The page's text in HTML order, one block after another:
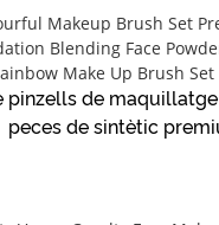
pinzells de
peces de sintètic